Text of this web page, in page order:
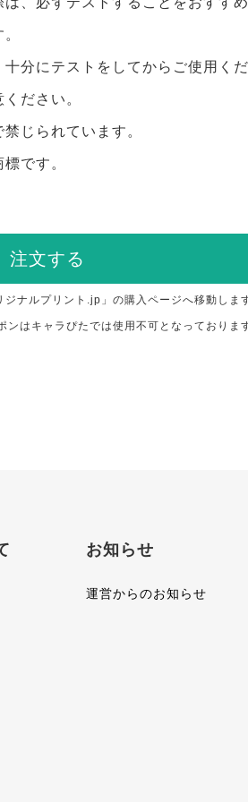
分にテストをしてからご使用くだ
ださい。
じられています。
です。
注文する
ナルプリント.jp」の購入ページへ移動しま
ンはキャラぴたでは使用不可となっておりま
お知らせ
運営からのお知らせ